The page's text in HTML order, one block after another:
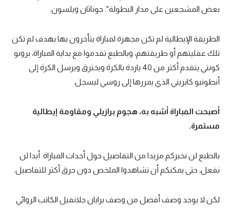
بعض المشجعين على مدار البطولة". جوناثان ويلسون.
الطريقة الإيطالية لم تكن مجهزة لمباراة يتأخرون بها بهدف لم تكن
تلك عقليتهم أو طريقتهم، وبالطبع تقدموا مع بداية المباراة، برونو
كونتي يتقدم أكثر من 40 ياردة بالكرة ويخترق ويرسل الكرة إلى
أنطونيو كابريني الذي يمررها إلى روسي ليسجل.
أصبحت المباراة أشبه به، هجوم برازيلي ومقاومة إيطالية
مستمرة.
بالطبع لن نخبركم مزيدا من التفاصيل حول أحداث المباراة. أبدا لن
نفعل، حتى يمكنكم أن تشاهدوا الملخص دون حرق أكثر للتفاصيل.
لكن لا يوجد وصف أفضل من وصف برايان جلانفيل الكاتب الروائي